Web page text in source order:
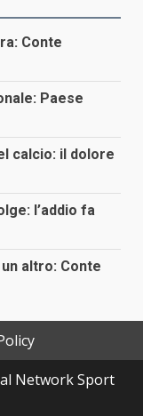
Conte
Paese
calcio: il dolore
l’addio fa
altro: Conte
Network Sport